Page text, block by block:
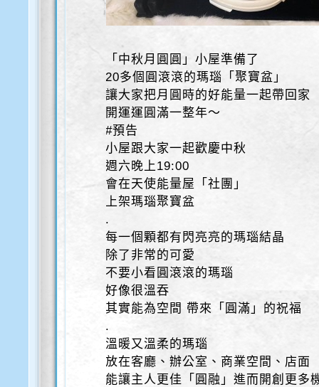
「中秋月圓圓」小屋準備了
20多個圓滾滾的瑪瑙「聚寶盆」
讓大家把月圓時的好能量一起帶回家
開運運圓滿一整年～
#預告
小屋跟大家一起歡慶中秋
週六晚上19:00
會在天使能量屋「社團」
上架瑪瑙聚寶盆
.
每一個顆都有閃亮亮的瑪瑙結晶
除了非常的可愛
不要小看圓滾滾的瑪瑙
好像很溫吞
其實能為空間 帶來「圓滿」的祝福
.
溫暖又溫柔的瑪瑙
放在客廳、辦公室、商業空間、店面
能讓主人更佳「圓融」進而開創更多